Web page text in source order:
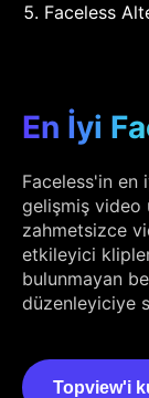
Faceless
En İyi
Faceless'in en
gelişmiş video
zahmetsizce
etkileyici
bulunmayan
düzenleyiciye
Topview'i